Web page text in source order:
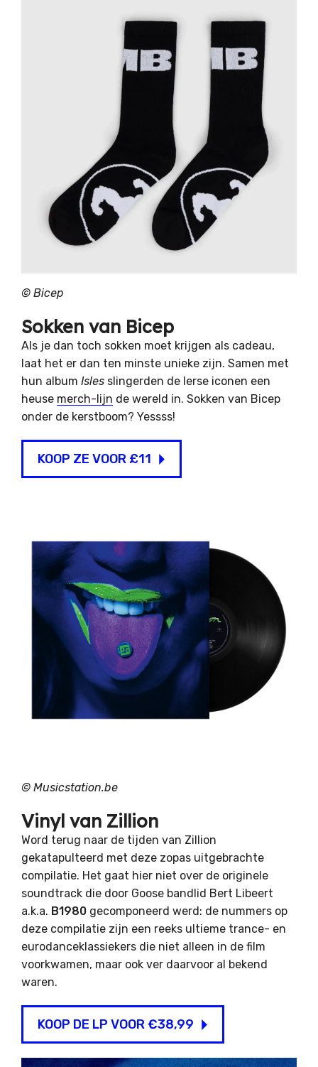
© Bicep
Sokken van Bicep
Als je dan toch sokken moet krijgen als cadeau,
laat het er dan ten minste unieke zijn. Samen met
hun album Isles slingerden de Ierse iconen een
heuse merch-lijn de wereld in. Sokken van Bicep
onder de kerstboom? Yessss!
KOOP ZE VOOR £11
© Musicstation.be
Vinyl van Zillion
Word terug naar de tijden van Zillion
gekatapulteerd met deze zopas uitgebrachte
compilatie. Het gaat hier niet over de originele
soundtrack die door Goose bandlid Bert Libeert
a.k.a. B1980 gecomponeerd werd: de nummers op
deze compilatie zijn een reeks ultieme trance- en
eurodanceklassiekers die niet alleen in de film
voorkwamen, maar ook ver daarvoor al bekend
waren.
KOOP DE LP VOOR €38,99